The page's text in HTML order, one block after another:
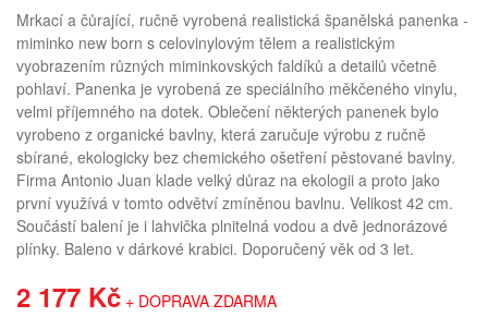
Mrkací a čůrající, ručně vyrobená realistická španělská panenka -
miminko new born s celovinylovým tělem a realistickým
vyobrazením různých miminkovských faldíků a detailů včetně
pohlaví. Panenka je vyrobená ze speciálního měkčeného vinylu,
velmi příjemného na dotek. Oblečení některých panenek bylo
vyrobeno z organické bavlny, která zaručuje výrobu z ručně
sbírané, ekologicky bez chemického ošetření pěstované bavlny.
Firma Antonio Juan klade velký důraz na ekologii a proto jako
první využívá v tomto odvětví zmíněnou bavlnu. Velikost 42 cm.
Součástí balení je i lahvička plnitelná vodou a dvě jednorázové
plínky. Baleno v dárkové krabici. Doporučený věk od 3 let.
2 177 Kč + DOPRAVA ZDARMA